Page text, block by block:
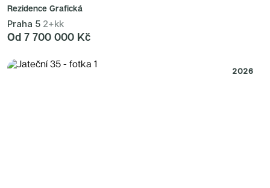
Rezidence Grafická
Praha 5 2+kk
Od 7 700 000 Kč
2026